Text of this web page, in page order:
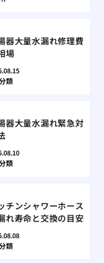
器大量水漏れ修理費
場
類
器大量水漏れ緊急対
類
チンシャワーホース
れ寿命と交換の目安
類